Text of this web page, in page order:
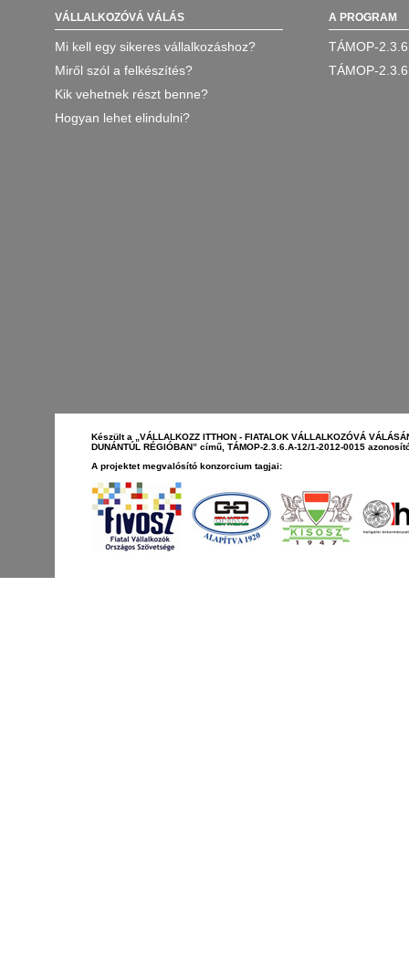
VÁLLALKOZÓVÁ VÁLÁS
Mi kell egy sikeres vállalkozáshoz?
Miről szól a felkészítés?
Kik vehetnek részt benne?
Hogyan lehet elindulni?
A PROGRAM
TÁMOP-
TÁMOP-
Készült a „VÁLLALKOZZ ITTHON - FIATALOK VÁLLALKOZÓVÁ
DUNÁNTÚL RÉGIÓBAN” című, TÁMOP-2.3.6.A-12/1-2012-0015
A projektet megvalósító konzorcium tagjai: